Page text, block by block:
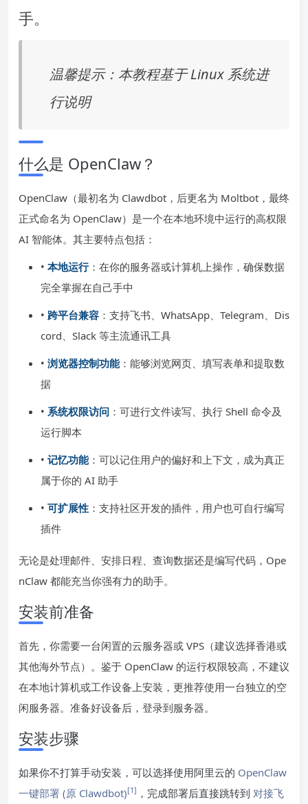
手。
温馨提示：本教程基于 Linux 系统进
行说明
什么是 OpenClaw？
OpenClaw（最初名为 Clawdbot，后更名为 Moltbot，最终
正式命名为 OpenClaw）是一个在本地环境中运行的高权限
AI 智能体。其主要特点包括：
• 本地运行：在你的服务器或计算机上操作，确保数据
完全掌握在自己手中
• 跨平台兼容 ：支持飞书、WhatsApp、Telegram、Dis
cord、Slack 等主流通讯工具
• 浏览器控制功能：能够浏览网页、填写表单和提取数
据
• 系统权限访问 ：可进行文件读写、执行 Shell 命令及
运行脚本
• 记忆功能：可以记住用户的偏好和上下文，成为真正
属于你的 AI 助手
• 可扩展性 ：支持社区开发的插件，用户也可自行编写
插件
无论是处理邮件、安排日程、查询数据还是编写代码，Ope
nClaw 都能充当你强有力的助手。
安装前准备
首先，你需要一台闲置的云服务器或 VPS（建议选择香港或
其他海外节点）。鉴于 OpenClaw 的运行权限较高，不建议
在本地计算机或工作设备上安装，更推荐使用一台独立的空
闲服务器。准备好设备后，登录到服务器。
安装步骤
如果你不打算手动安装，可以选择使用阿里云的 OpenClaw
一键部署 (原 Clawdbot)[1] ，完成部署后直接跳转到 对接飞